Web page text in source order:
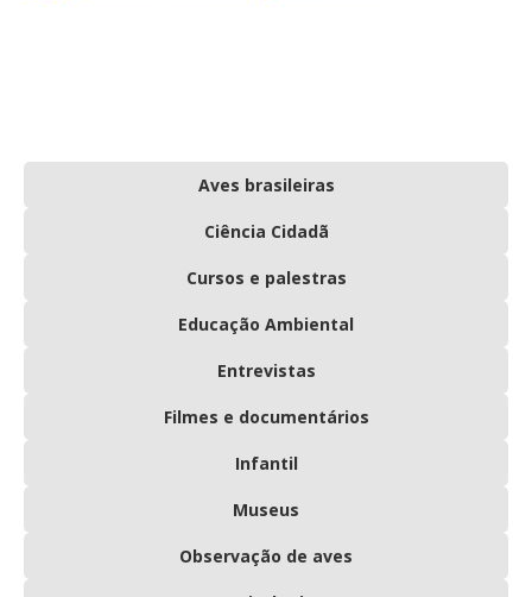
Aves brasileiras
Ciência Cidadã
Cursos e palestras
Educação Ambiental
Entrevistas
Filmes e documentários
Infantil
Museus
Observação de aves